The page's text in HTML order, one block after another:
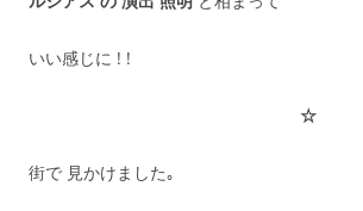
いい感じに ! !
☆
街で 見かけました｡